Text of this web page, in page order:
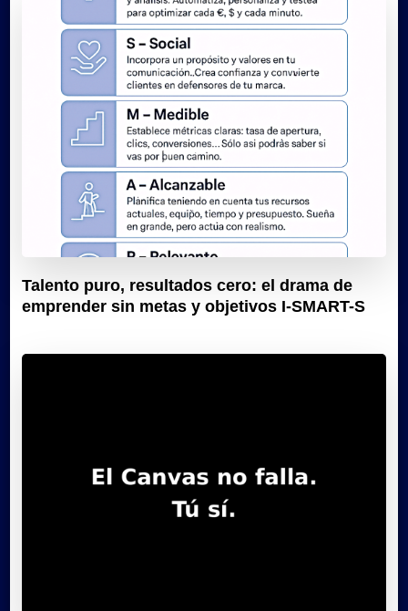
Talento puro, resultados cero: el drama de
emprender sin metas y objetivos I-SMART-S